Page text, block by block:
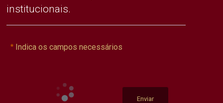
institucionais.
Indica os campos necessários
Enviar